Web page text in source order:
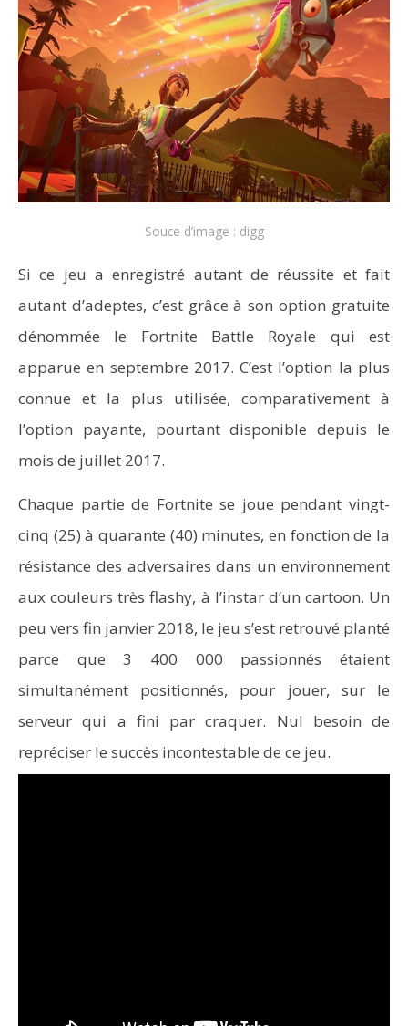
Souce d’image : digg
Si ce jeu a enregistré autant de réussite et fait
autant d’adeptes, c’est grâce à son option gratuite
dénommée le Fortnite Battle Royale qui est
apparue en septembre 2017. C’est l’option la plus
connue et la plus utilisée, comparativement à
l’option payante, pourtant disponible depuis le
mois de juillet 2017.
Chaque partie de Fortnite se joue pendant vingt-
cinq (25) à quarante (40) minutes, en fonction de la
résistance des adversaires dans un environnement
aux couleurs très flashy, à l’instar d’un cartoon. Un
peu vers fin janvier 2018, le jeu s’est retrouvé planté
parce que 3 400 000 passionnés étaient
simultanément positionnés, pour jouer, sur le
serveur qui a fini par craquer. Nul besoin de
repréciser le succès incontestable de ce jeu.